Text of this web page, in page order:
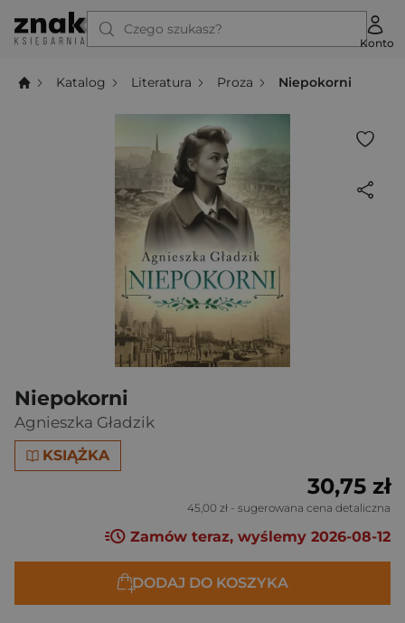
Czego szukasz?
Konto
Katalog Literatura Proza Niepokorni
Niepokorni
Agnieszka Gładzik
KSIĄŻKA
30,75 zł
45,00 zł - sugerowana cena detaliczna
Zamów teraz, wyślemy 2026-08-12
DODAJ DO KOSZYKA